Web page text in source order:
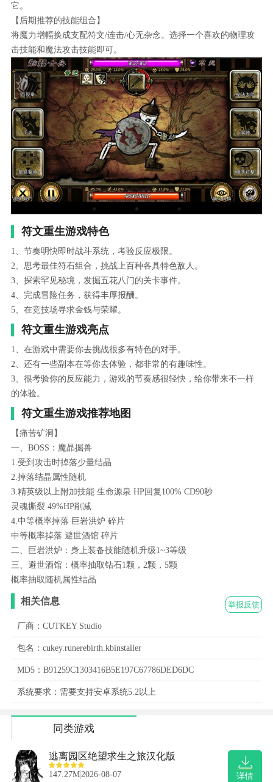
它。
【后期推荐的技能组合】
将魔力增幅换成支配符文/连击/心无杂念。选择一个喜欢的物理攻
击技能和魔法攻击技能即可。
符文重生游戏特色
1、节奏明快即时战斗系统，考验反应极限。
2、思考最佳符石组合，挑战上百种各具特色敌人。
3、探索罕见秘境，发掘五花八门的关卡事件。
4、完成冒险任务，获得丰厚报酬。
5、在竞技场寻求金钱与荣耀。
符文重生游戏亮点
1、在游戏中需要你去挑战很多有特色的对手。
2、还有一些副本在等你去体验，都非常的有趣味性。
3、很考验你的反应能力，游戏的节奏感很轻快，给你带来不一样
的体验。
符文重生游戏推荐地图
【痛苦矿洞】
一、BOSS：魔晶掘兽
1.受到攻击时掉落少量结晶
2.掉落结晶属性随机
3.精英级以上附加技能 生命源泉 HP回复100% CD90秒
灵魂撕裂 49%HP削减
4.中等概率掉落 巨岩洪炉 碎片
中等概率掉落 避世酒馆 碎片
二、巨岩洪炉：身上装备技能随机升级1~3等级
三、避世酒馆：概率抽取钻石1颗，2颗，5颗
概率抽取随机属性结晶
举报反馈
相关信息
厂商：CUTKEY Studio
包名：cukey.runerebirth.kbinstaller
MD5：B91259C1303416B5E197C67786DED6DC
系统要求：需要支持安卓系统5.2以上
同类游戏
详情
逃离园区绝望求生之旅汉化版
147.27M2026-08-07